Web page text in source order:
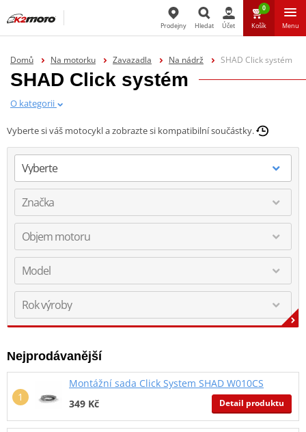
Hledat
Prodejny Hledat Účet
0
Košík Menu
Domů Na motorku Zavazadla Na nádrž SHAD Click systém
SHAD Click systém
O kategorii
Vyberte si váš motocykl a zobrazte si kompatibilní součástky.
Nejprodávanější
Montážní sada Click System SHAD W010CS
349 Kč
Detail produktu